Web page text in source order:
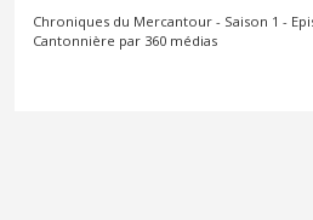
Chroniques du Mercantour - Saison 1 -
Cantonnière par 360 médias